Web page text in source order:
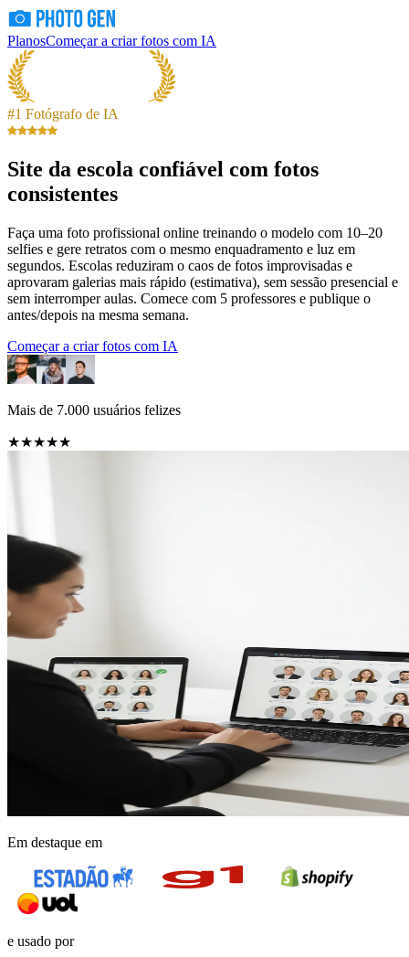
PlanosComeçar a criar fotos com IA
#1 Fotógrafo de IA
Site da escola confiável com fotos
consistentes
Faça uma foto profissional online treinando o modelo com 10–20
selfies e gere retratos com o mesmo enquadramento e luz em
segundos. Escolas reduziram o caos de fotos improvisadas e
aprovaram galerias mais rápido (estimativa), sem sessão presencial e
sem interromper aulas. Comece com 5 professores e publique o
antes/depois na mesma semana.
Começar a criar fotos com IA
Mais de 7.000 usuários felizes
★★★★★
Em destaque em
e usado por